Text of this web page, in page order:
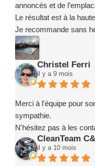
annoncés et de
Le résultat est à la
Je recommande sans
Christel Ferri
il y a 9 mois
Merci à l'équipe pour
sympathie.
N'hésitez pas à les
CleanTeam
il y a 10 mois